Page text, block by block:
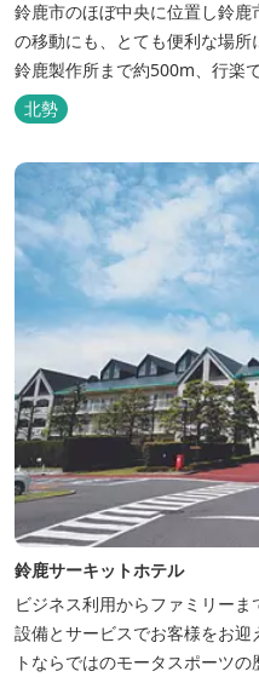
鈴鹿市のほぼ中央に位置し鈴
の移動にも、とても便利な場
鈴鹿製作所まで約500m、行楽
ロ、スポーツ行事では鈴鹿スポ
も近い場所にあります。亀山市
北勢
鈴鹿サーキットホテル
ビジネス利用からファミリー
設備とサービスでお客様をお
トならではのモータスポーツ